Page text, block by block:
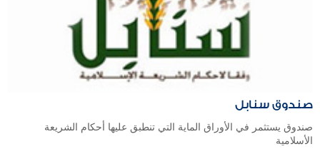
صندوق سنابل
صندوق يستثمر في الأوراق الماية التي تنطبق عليها أحكام الشريعة
الأسلامية